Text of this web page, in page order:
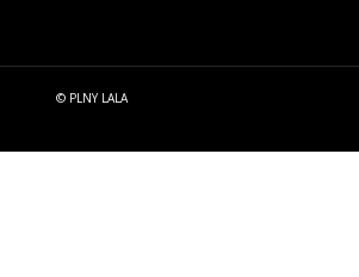
© PLNY LALA